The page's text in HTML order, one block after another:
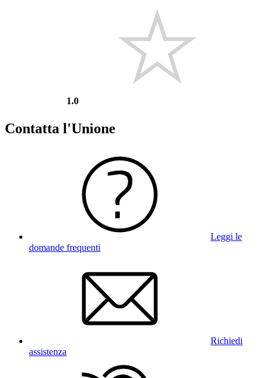
1.0
Contatta l'Unione
Leggi le
domande frequenti
Richiedi
assistenza